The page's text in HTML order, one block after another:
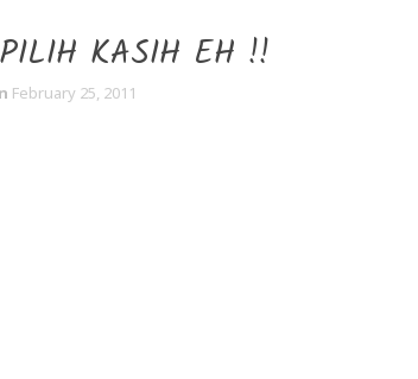
KASIH EH !!
February 25, 2011